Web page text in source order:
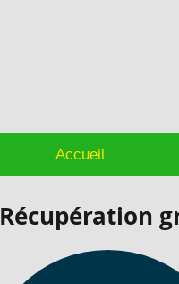
Accueil
Récupération